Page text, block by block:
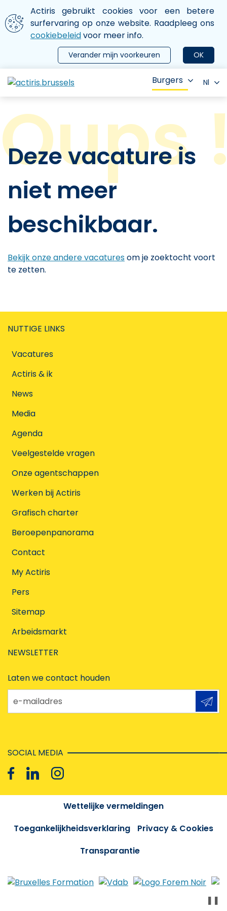
Aller au contenu principal
We gebruiken cookies
Actiris gebruikt cookies voor een betere
surfervaring op onze website. Raadpleeg ons
cookiebeleidvoor meer info.
OK
Verander mijn voorkeuren
le menu
Burgers Nl
Deze vacature is
niet meer
beschikbaar.
Bekijk onze andere vacaturesom je zoektocht voort
te zetten.
NUTTIGE LINKS
Vacatures
Actiris & ik
News
Media
Agenda
Veelgestelde vragen
Onze agentschappen
Werken bij Actiris
Grafisch charter
Beroepenpanorama
Contact
My Actiris
Pers
Sitemap
Arbeidsmarkt
NEWSLETTER
Laten we contact houden
e-mailadres
SOCIAL MEDIA
Wettelijke vermeldingen
Toegankelijkheidsverklaring
Privacy & Cookies
Transparantie
❚❚